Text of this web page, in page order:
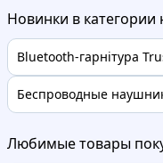
Новинки в
Bluetooth-гарнітура
Беспроводные
Любимые товары